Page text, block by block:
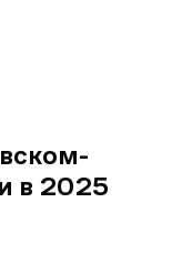
в 2025